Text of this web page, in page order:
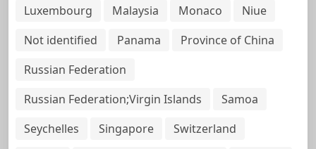
Luxembourg
Malaysia Monaco
Niue
Not identified
Panama
Province of China
Russian Federation
Russian Federation;Virgin Islands
Samoa
Seychelles
Singapore
Switzerland